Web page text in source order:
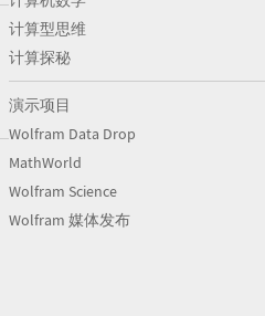
计算型思维
计算探秘
演示项目
Wolfram Data Drop
MathWorld
Wolfram Science
Wolfram 媒体发布